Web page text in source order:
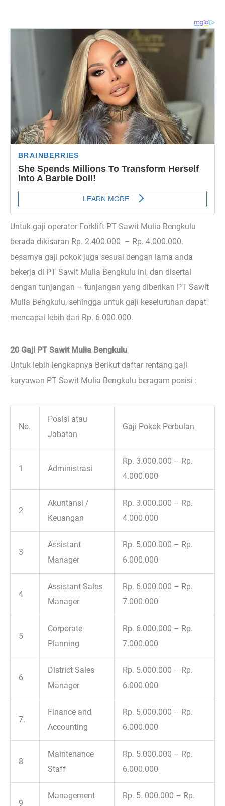
Untuk gaji operator Forklift PT Sawit Mulia Bengkulu
berada dikisaran Rp. 2.400.000 – Rp. 4.000.000.
besarnya gaji pokok juga sesuai dengan lama anda
bekerja di PT Sawit Mulia Bengkulu ini, dan disertai
dengan tunjangan – tunjangan yang diberikan PT Sawit
Mulia Bengkulu, sehingga untuk gaji keseluruhan dapat
mencapai lebih dari Rp. 6.000.000.
20 Gaji PT Sawit Mulia Bengkulu
Untuk lebih lengkapnya Berikut daftar rentang gaji
karyawan PT Sawit Mulia Bengkulu beragam posisi :
No.
Posisi atau
Jabatan
Gaji Pokok Perbulan
1 Administrasi
Rp. 3.000.000 – Rp.
4.000.000
2
Akuntansi /
Keuangan
Rp. 3.000.000 – Rp.
4.000.000
3
Assistant
Manager
Rp. 5.000.000 – Rp.
6.000.000
4
Assistant Sales
Manager
Rp. 6.000.000 – Rp.
7.000.000
5
Corporate
Planning
Rp. 6.000.000 – Rp.
7.000.000
6
District Sales
Manager
Rp. 5.000.000 – Rp.
6.000.000
7.
Finance and
Accounting
Rp. 5.000.000 – Rp.
6.000.000
8
Maintenance
Staff
Rp. 5.000.000 – Rp.
6.000.000
9
Management Rp. 5. 000.000 – Rp.